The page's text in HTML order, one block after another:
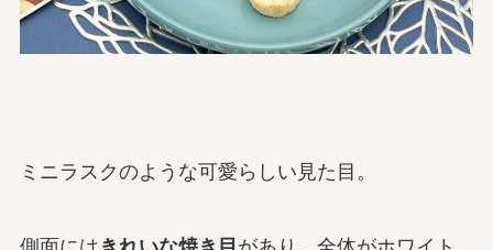
ミニラスクのような可愛らしい見た目。